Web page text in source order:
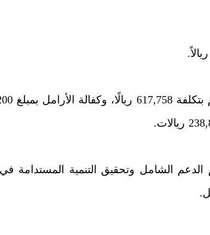
الشامل وتحقيق التنمية المستدامة في